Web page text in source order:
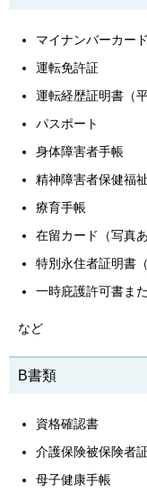
マイナンバーカー
運転免許証
運転経歴証明書（
パスポート
身体障害者手帳
精神障害者保健福
療育手帳
在留カード（写真あ
特別永住者証明書
一時庇護許可書ま
など
B書類
資格確認書
介護保険被保険者
母子健康手帳